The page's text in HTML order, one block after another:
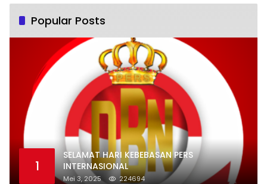
Popular Posts
1
SELAMAT HARI KEBEBASAN PERS
INTERNASIONAL
Mei 3, 2025 224694